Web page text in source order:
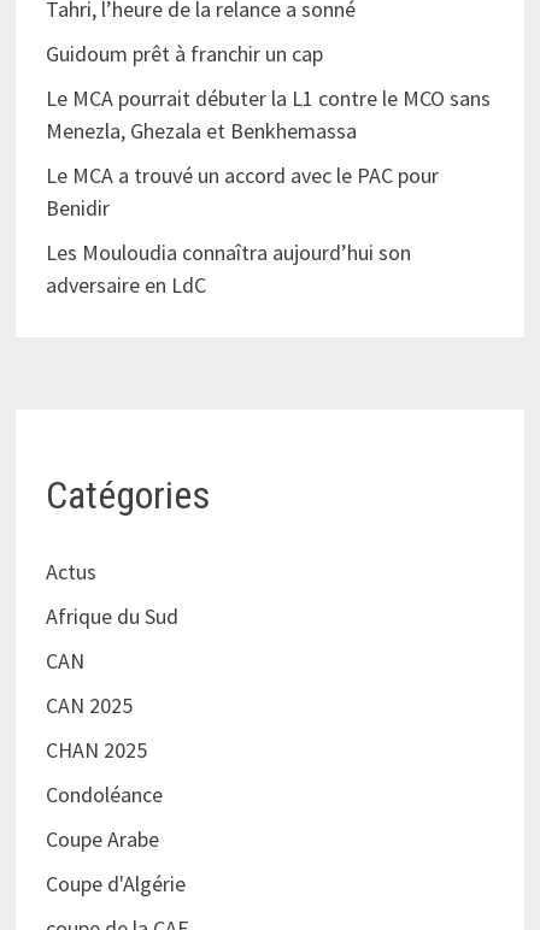
Tahri, l’heure de la relance a sonné
Guidoum prêt à franchir un cap
Le MCA pourrait débuter la L1 contre le MCO sans
Menezla, Ghezala et Benkhemassa
Le MCA a trouvé un accord avec le PAC pour
Benidir
Les Mouloudia connaîtra aujourd’hui son
adversaire en LdC
Catégories
Actus
Afrique du Sud
CAN
CAN 2025
CHAN 2025
Condoléance
Coupe Arabe
Coupe d'Algérie